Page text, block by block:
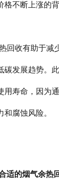
格不断上涨的
回收有助于减
碳发展趋势。
用寿命，因为
腐蚀风险。
适的烟气余热